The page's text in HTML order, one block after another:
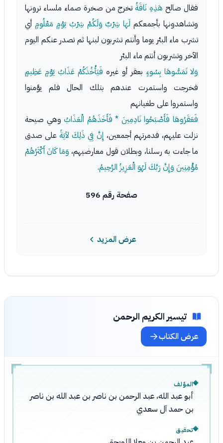
فقال صالح هَذِهِ نَاقَةُ تخرج من صخرة صماء ملساء ترونها
وتشاهدونها بأجمعكم لَهَا شِرْبٌ وَلَكُمْ شِرْبُ يَوْمٍ مَعْلُومٍ أي
تشرب ماء البئر يوما وأنتم تشربون لبنها ثم تصدر عنكم اليوم
الآخر وتشربون أنتم ماء البئر
وَلا تَمَسُّوهَا بِسُوءٍ بعقر أو غيره فَيَأْخُذَكُمْ عَذَابُ يَوْمٍ عَظِيمٍ
فخرجت واستمرت عندهم بتلك الحال فلم يؤمنوا
واستمروا على طغيانهم
فَعَقَرُوهَا فَأَصْبَحُوا نَادِمِينَ * فَأَخَذَهُمُ الْعَذَابُوهي صيحة
نزلت عليهم، فدمرتهم أجمعين، إِنَّ فِي ذَلِكَ لآيَةً على صدق
ما جاءت به رسلنا، وبطلان قول معارضيهم، وَمَا كَانَ أَكْثَرُهُمْ
مُؤْمِنِينَ وَإِنَّ رَبَّكَ لَهُوَ الْعَزِيزُ الرَّحِيمُ.
صفحة رقم 596
عرض المزيد
تيسير الكريم الرحمن
عرض الكتاب
المؤلف
أبو عبد الله، عبد الرحمن بن ناصر بن عبد الله بن ناصر
بن حمد آل سعدي
تحقيق